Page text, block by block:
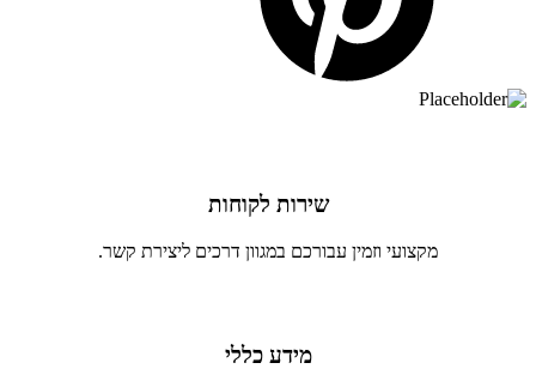
שירות לקוחות
מקצועי וזמין עבורכם במגוון דרכים ליצירת קשר.
מידע כללי